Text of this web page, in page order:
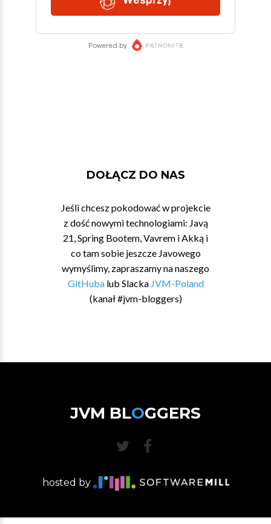
DOŁĄCZ DO NAS
Jeśli chcesz pokodować w projekcie
z dość nowymi technologiami: Javą
21, Spring Bootem, Vavrem i Akką i
co tam sobie jeszcze Javowego
wymyślimy, zapraszamy na naszego
GitHubalub Slacka JVM-Poland
(kanał #jvm-bloggers)
JVM BLOGGERS
hosted by